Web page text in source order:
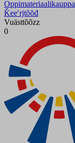
Oppimateriaalikauppa
Ǩeeʹrjtõõđ
Vuästtõõzz
0